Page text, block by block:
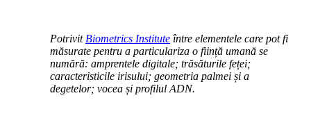
Potrivit Biometrics Institute între elementele care pot fi
măsurate pentru a particulariza o ființă umană se
numără: amprentele digitale; trăsăturile feței;
caracteristicile irisului; geometria palmei și a
degetelor; vocea și profilul ADN.